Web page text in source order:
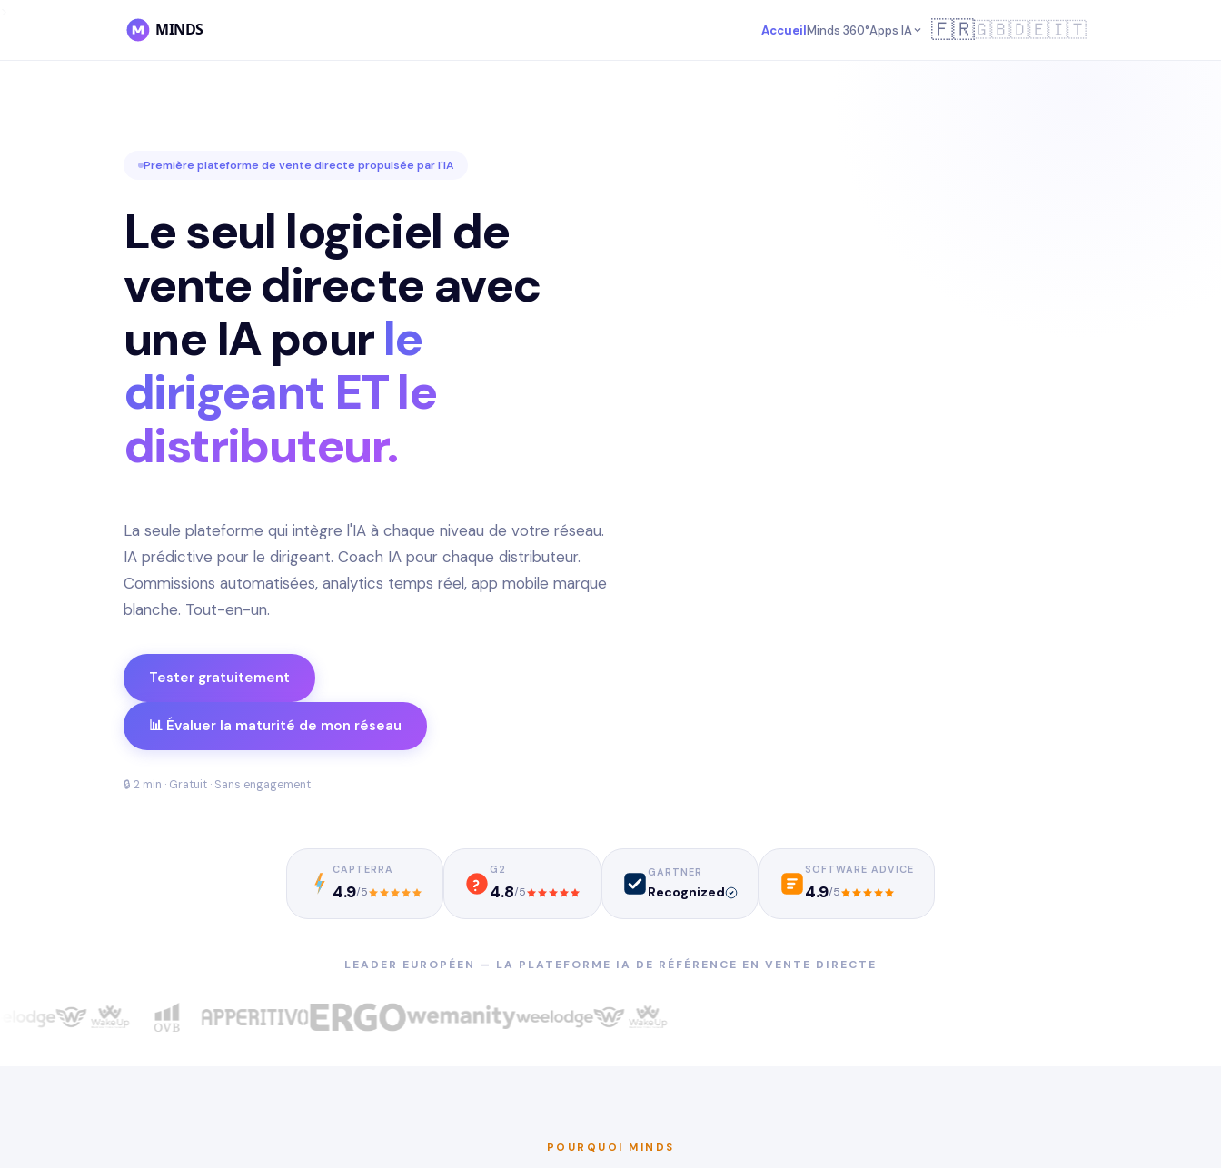
MINDS AccueilMinds 360°Apps IA 🇫🇷🇬🇧🇩🇪🇮🇹
Première plateforme de vente directe propulsée par l'IA
Le seul logiciel de
vente directe avec
une IA pourle
dirigeant ET le
distributeur.
La seule plateforme qui intègre l'IA à chaque niveau de votre réseau.
IA prédictive pour le dirigeant. Coach IA pour chaque distributeur.
Commissions automatisées, analytics temps réel, app mobile marque
blanche. Tout-en-un.
Tester gratuitement
📊 Évaluer la maturité de mon réseau
🔒 2 min · Gratuit · Sans engagement
CAPTERRA
4.9/5
G2
4.8/5
GARTNER
Recognized
SOFTWARE ADVICE
4.9/5
LEADER EUROPÉEN — LA PLATEFORME IA DE RÉFÉRENCE EN VENTE DIRECTE
POURQUOI MINDS